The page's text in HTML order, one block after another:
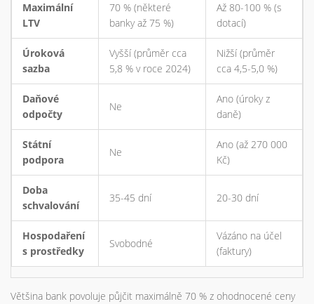
Maximální
LTV
70 % (některé
banky až 75 %)
Až 80-100 % (s
dotací)
Úroková
sazba
Vyšší (průměr cca
5,8 % v roce 2024)
Nižší (průměr
cca 4,5-5,0 %)
Daňové
odpočty
Ne
Ano (úroky z
daně)
Státní
podpora
Ne
Ano (až 270 000
Kč)
Doba
schvalování
35-45 dní 20-30 dní
Hospodaření
s prostředky
Svobodné
Vázáno na účel
(faktury)
Většina bank povoluje půjčit maximálně 70 % z ohodnocené ceny